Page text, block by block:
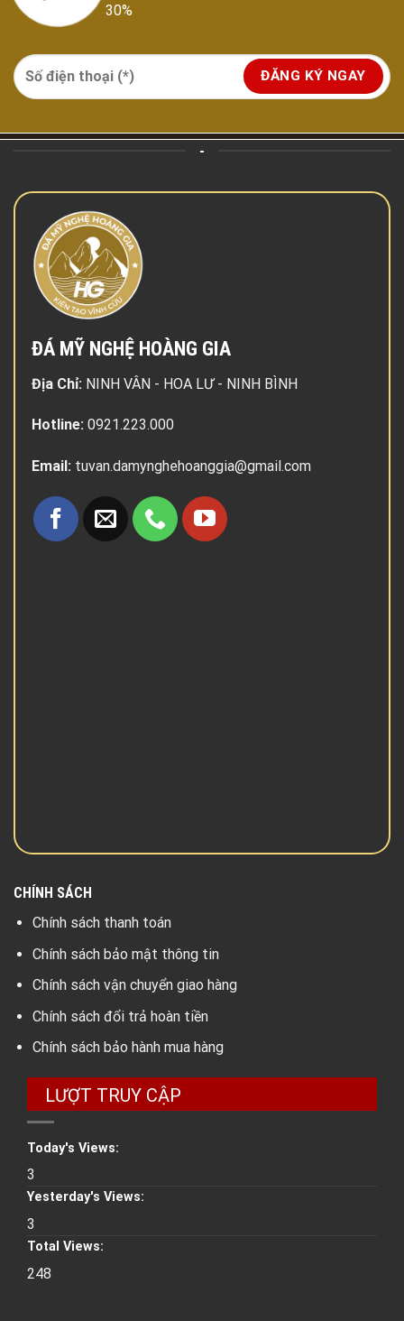
30%
-
ĐÁ MỸ NGHỆ HOÀNG GIA
Địa Chỉ: NINH VÂN - HOA LƯ - NINH BÌNH
Hotline: 0921.223.000
Email: tuvan.damynghehoanggia@gmail.com
CHÍNH SÁCH
Chính sách thanh toán
Chính sách bảo mật thông tin
Chính sách vận chuyển giao hàng
Chính sách đổi trả hoàn tiền
Chính sách bảo hành mua hàng
LƯỢT TRUY CẬP
Today's Views:
3
Yesterday's Views:
3
Total Views:
248